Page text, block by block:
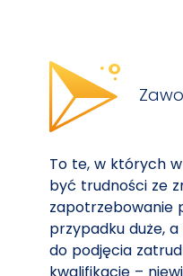
To te, w których
być trudności ze
zapotrzebowanie
przypadku duże,
do podjęcia
kwalifikacje –